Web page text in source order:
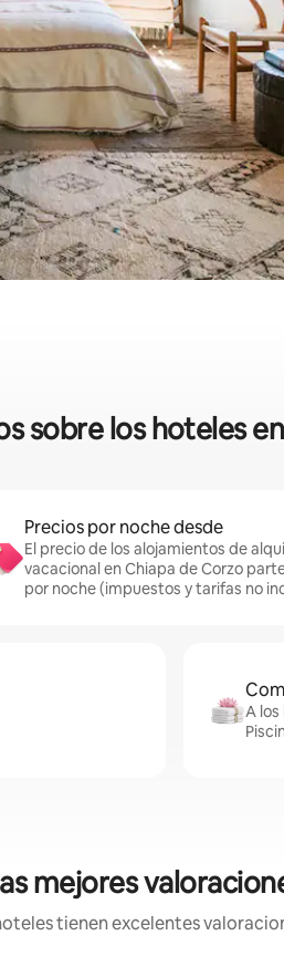
sobre los hoteles
Precios por noche desde
El precio de los alojamientos de
vacacional en Chiapa de Corzo
por noche (impuestos y tarifas no
A
mejores
tienen excelentes